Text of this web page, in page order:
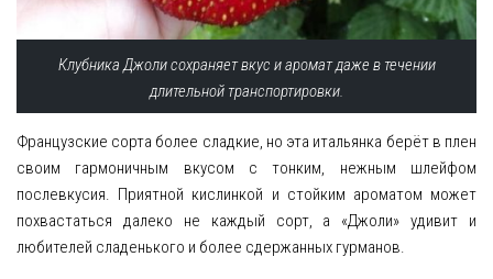
Клубника Джоли сохраняет вкус и аромат даже в течении
длительной транспортировки.
Французские сорта более сладкие, но эта итальянка берёт в плен
своим гармоничным вкусом с тонким, нежным шлейфом
послевкусия. Приятной кислинкой и стойким ароматом может
похвастаться далеко не каждый сорт, а «Джоли» удивит и
любителей сладенького и более сдержанных гурманов.